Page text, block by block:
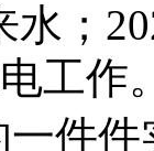
水；
工作
件